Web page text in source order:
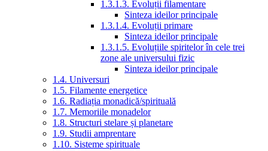
1.3.1.3. Evoluții filamentare
Sinteza ideilor principale
1.3.1.4. Evoluții primare
Sinteza ideilor principale
1.3.1.5. Evoluțiile spiritelor în cele trei
zone ale universului fizic
Sinteza ideilor principale
1.4. Universuri
1.5. Filamente energetice
1.6. Radiația monadică/spirituală
1.7. Memoriile monadelor
1.8. Structuri stelare și planetare
1.9. Studii amprentare
1.10. Sisteme spirituale